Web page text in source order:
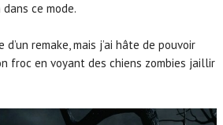
ce mode.
remake, mais j’ai hâte de pouvoir
froc en voyant des chiens zombies jaillir